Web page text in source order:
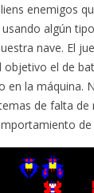
enemigos
algún
nave. El
objetivo el de
en la máquina.
de falta de
de